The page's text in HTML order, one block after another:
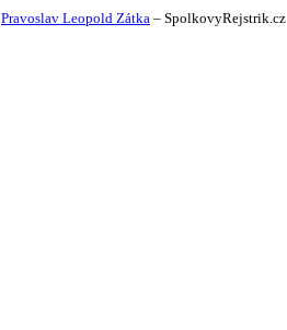
Pravoslav Leopold Zátka – SpolkovyRejstrik.cz